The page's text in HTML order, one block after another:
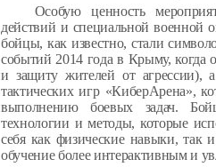
Особую ценность
действий и специальной военной
бойцы, как известно, стали
событий 2014 года в Крыму, когда
и защиту жителей от агрессии),
тактических игр «КиберАрена»,
выполнению боевых задач.
технологии и методы, которые
себя как физические навыки, так
обучение более интерактивным и